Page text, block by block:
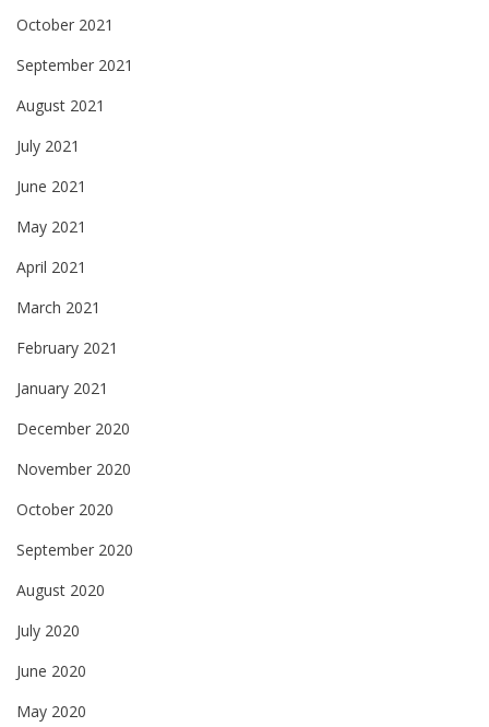
October 2021
September 2021
August 2021
July 2021
June 2021
May 2021
April 2021
March 2021
February 2021
January 2021
December 2020
November 2020
October 2020
September 2020
August 2020
July 2020
June 2020
May 2020